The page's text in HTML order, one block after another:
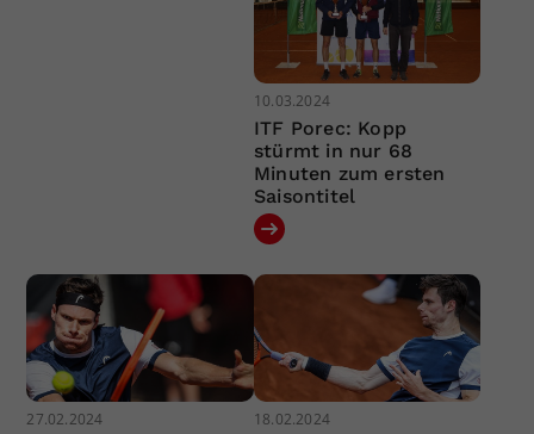
10.03.2024
ITF Porec: Kopp
stürmt in nur 68
Minuten zum ersten
Saisontitel
27.02.2024 18.02.2024